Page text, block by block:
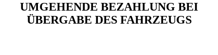
UMGEHENDE BEZAHLUNG BEI
ÜBERGABE DES FAHRZEUGS